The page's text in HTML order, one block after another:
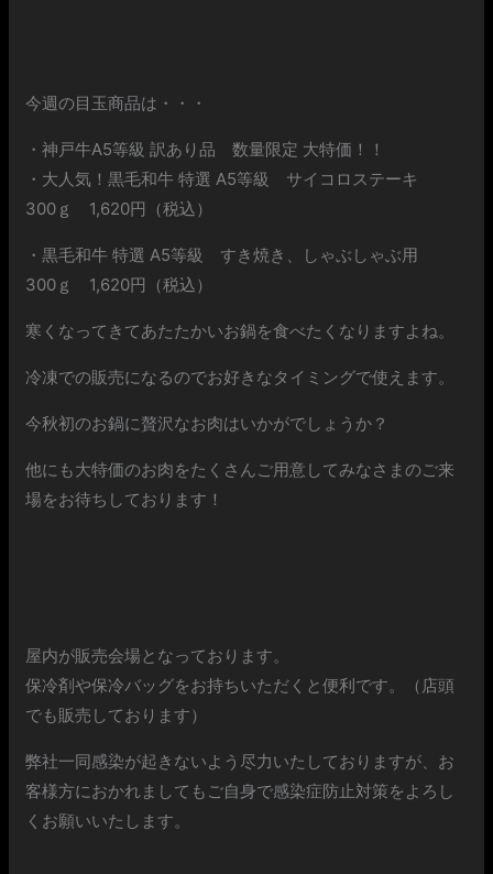
今週の目玉商品は・・・
・神戸牛A5等級 訳あり品 数量限定 大特価！！
・大人気！黒毛和牛 特選 A5等級 サイコロステーキ
300ｇ 1,620円（税込）
・黒毛和牛 特選 A5等級 すき焼き、しゃぶしゃぶ用
300ｇ 1,620円（税込）
寒くなってきてあたたかいお鍋を食べたくなりますよね。
冷凍での販売になるのでお好きなタイミングで使えます。
今秋初のお鍋に贅沢なお肉はいかがでしょうか？
他にも大特価のお肉をたくさんご用意してみなさまのご来
場をお待ちしております！
屋内が販売会場となっております。
保冷剤や保冷バッグをお持ちいただくと便利です。（店頭
でも販売しております）
弊社一同感染が起きないよう尽力いたしておりますが、お
客様方におかれましてもご自身で感染症防止対策をよろし
くお願いいたします。